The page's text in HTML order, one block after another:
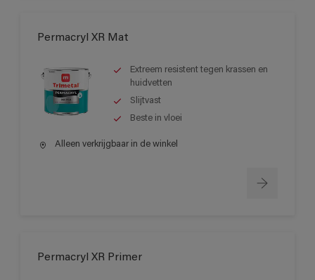
Permacryl XR Mat
Extreem resistent tegen krassen en
huidvetten
Slijtvast
Beste in vloei
Alleen verkrijgbaar in de winkel
Permacryl XR Primer